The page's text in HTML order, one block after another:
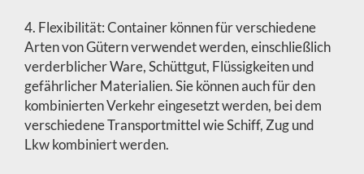
4. Flexibilität: Container können für verschiedene
Arten von Gütern verwendet werden, einschließlich
verderblicher Ware, Schüttgut, Flüssigkeiten und
gefährlicher Materialien. Sie können auch für den
kombinierten Verkehr eingesetzt werden, bei dem
verschiedene Transportmittel wie Schiff, Zug und
Lkw kombiniert werden.